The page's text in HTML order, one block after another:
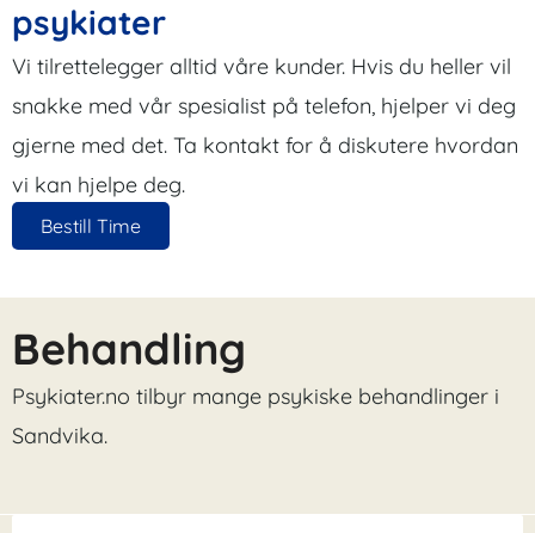
psykiater
Vi tilrettelegger alltid våre kunder. Hvis du heller vil
snakke med vår spesialist på telefon, hjelper vi deg
gjerne med det. Ta kontakt for å diskutere hvordan
vi kan hjelpe deg.
Bestill Time
Behandling
Psykiater.no tilbyr mange psykiske behandlinger i
Sandvika.